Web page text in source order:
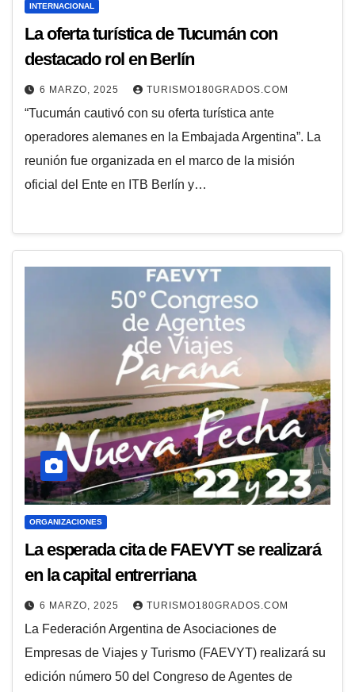
INTERNACIONAL
La oferta turística de Tucumán con
destacado rol en Berlín
6 MARZO, 2025 TURISMO180GRADOS.COM
“Tucumán cautivó con su oferta turística ante
operadores alemanes en la Embajada Argentina”. La
reunión fue organizada en el marco de la misión
oficial del Ente en ITB Berlín y…
ORGANIZACIONES
La esperada cita de FAEVYT se realizará
en la capital entrerriana
6 MARZO, 2025 TURISMO180GRADOS.COM
La Federación Argentina de Asociaciones de
Empresas de Viajes y Turismo (FAEVYT) realizará su
edición número 50 del Congreso de Agentes de